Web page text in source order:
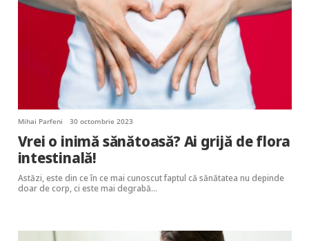
Mihai Parfeni 30 octombrie 2023
Vrei o inimă sănătoasă? Ai grijă de flora
intestinală!
Astăzi, este din ce în ce mai cunoscut faptul că sănătatea nu depinde
doar de corp, ci este mai degrabă…